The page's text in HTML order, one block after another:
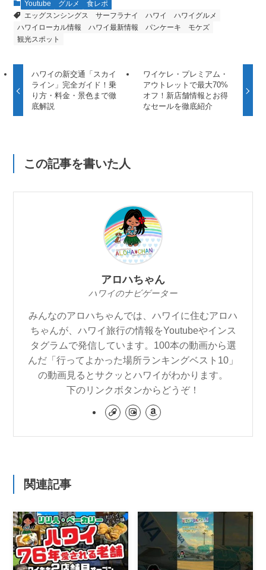
Youtube グルメ
食レポ
エッグスンシングス
サーフラナイ ハワイ
ハワイグルメ
ハワイローカル情報
ハワイ最新情報 パンケーキ
モケズ
観光スポット
ハワイの新交通「スカイ
ライン」完全ガイド！乗
り方・料金・景色まで徹
底解説
ワイケレ・プレミアム・
アウトレットで最大70%
オフ！新店舗情報とお得
なセールを徹底紹介
この記事を書いた人
アロハちゃん
ハワイのナビゲーター
みんなのアロハちゃんでは、ハワイに住むアロハ
ちゃんが、ハワイ旅行の情報をYoutubeやインス
タグラムで発信しています。100本の動画から選
んだ「行ってよかった場所ランキングベスト10」
の動画見るとサクッとハワイがわかります。
下のリンクボタンからどうぞ！
関連記事